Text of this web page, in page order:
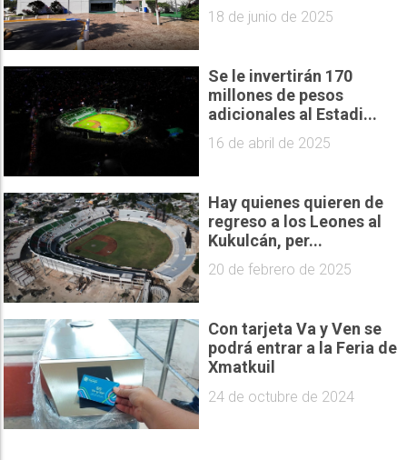
18 de junio de 2025
Se le invertirán 170
millones de pesos
adicionales al Estadi...
16 de abril de 2025
Hay quienes quieren de
regreso a los Leones al
Kukulcán, per...
20 de febrero de 2025
Con tarjeta Va y Ven se
podrá entrar a la Feria de
Xmatkuil
24 de octubre de 2024